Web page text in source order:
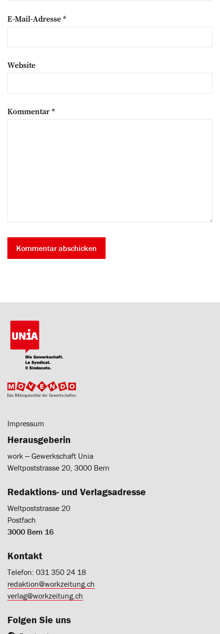
E-Mail-Adresse*
Website
Kommentar*
Impressum
Herausgeberin
work ‒ Gewerkschaft Unia
Weltpoststrasse 20, 3000 Bern
Redaktions- und Verlagsadresse
Weltpoststrasse 20
Postfach
3000 Bern 16
Kontakt
Telefon: 031 350 24 18
redaktion@workzeitung.ch
verlag@workzeitung.ch
Folgen Sie uns